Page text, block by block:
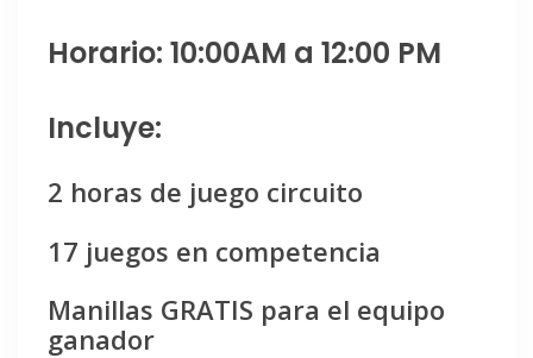
Horario: 10:00AM a 12:00 PM
Incluye:
2 horas de juego circuito
17 juegos en competencia
Manillas GRATIS para el equipo
ganador